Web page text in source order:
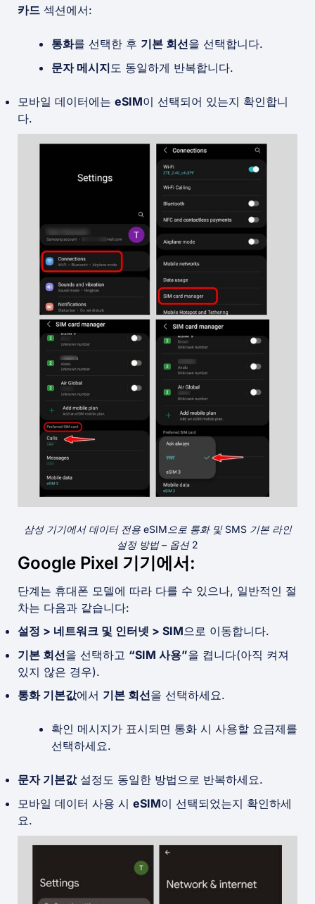
카드 섹션에서:
통화를 선택한 후 기본 회선을 선택합니다.
문자 메시지도 동일하게 반복합니다.
모바일 데이터에는 eSIM이 선택되어 있는지 확인합니
다.
삼성 기기에서 데이터 전용 eSIM으로 통화 및 SMS 기본 라인
설정 방법 – 옵션 2
Google Pixel 기기에서:
단계는 휴대폰 모델에 따라 다를 수 있으나, 일반적인 절
차는 다음과 같습니다:
설정 > 네트워크 및 인터넷 > SIM으로 이동합니다.
기본 회선을 선택하고 “SIM 사용”을 켭니다(아직 켜져
있지 않은 경우).
통화 기본값에서 기본 회선을 선택하세요.
확인 메시지가 표시되면 통화 시 사용할 요금제를
선택하세요.
문자 기본값설정도 동일한 방법으로 반복하세요.
모바일 데이터 사용 시 eSIM이 선택되었는지 확인하세
요.